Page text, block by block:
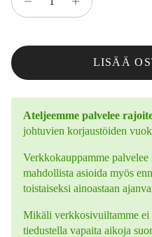
LISÄÄ
Ateljeemme palvelee
johtuvien korjaustöiden
Verkkokauppamme
mahdollista asioida myös
toistaiseksi ainoastaan
Mikäli verkkosivuiltamme
tiedustella vapaita aikoja